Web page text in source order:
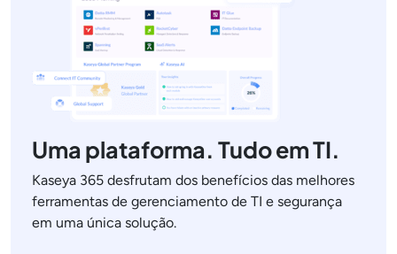
Uma plataforma. Tudo em TI.
Kaseya 365 desfrutam dos benefícios das melhores
ferramentas de gerenciamento de TI e segurança
em uma única solução.